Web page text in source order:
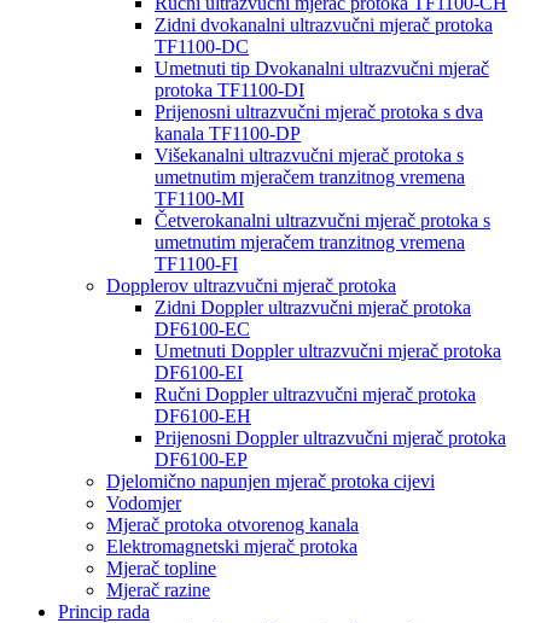
Zidni dvokanalni ultrazvučni mjerač protoka
TF1100-DC
Umetnuti tip Dvokanalni ultrazvučni mjerač
protoka TF1100-DI
Prijenosni ultrazvučni mjerač protoka s dva
kanala TF1100-DP
Višekanalni ultrazvučni mjerač protoka s
umetnutim mjeračem tranzitnog vremena
TF1100-MI
Četverokanalni ultrazvučni mjerač protoka s
umetnutim mjeračem tranzitnog vremena
TF1100-FI
Dopplerov ultrazvučni mjerač protoka
Zidni Doppler ultrazvučni mjerač protoka
DF6100-EC
Umetnuti Doppler ultrazvučni mjerač protoka
DF6100-EI
Ručni Doppler ultrazvučni mjerač protoka
DF6100-EH
Prijenosni Doppler ultrazvučni mjerač protoka
DF6100-EP
Djelomično napunjen mjerač protoka cijevi
Vodomjer
Mjerač protoka otvorenog kanala
Elektromagnetski mjerač protoka
Mjerač topline
Mjerač razine
Princip rada